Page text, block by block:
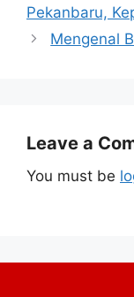
Pekanbaru,
Mengenal
Leave a
You must be